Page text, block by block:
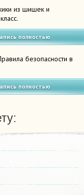
из шишек и
полностью
безопасности в
полностью